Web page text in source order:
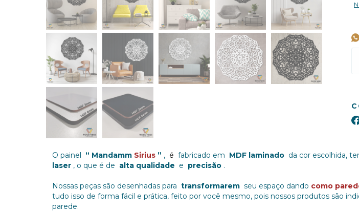
O painel “ Mandamm Sirius ” , é fabricado em MDF laminado da cor escolhida,
laser , o que é de alta qualidade e precisão .
Nossas peças são desenhadas para transformarem seu espaço dando como
tudo isso de forma fácil e prática, feito por você mesmo, pois nossos produtos são
parede.